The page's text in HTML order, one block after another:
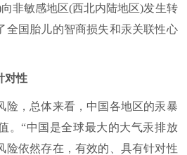
非敏感地区(西北内陆地区)发生转
全国胎儿的智商损失和汞关联性心
对性
，总体来看，中国各地区的汞暴
。“中国是全球最大的大气汞排放
险依然存在，有效的、具有针对性